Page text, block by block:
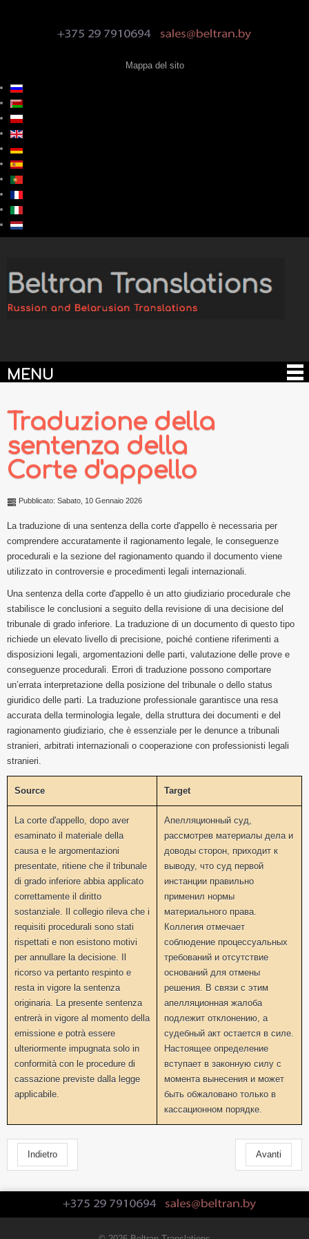
Mappa del sito
MENU
Traduzione della
sentenza della
Corte d'appello
Pubblicato: Sabato, 10 Gennaio 2026
La traduzione di una sentenza della corte d'appello è necessaria per
comprendere accuratamente il ragionamento legale, le conseguenze
procedurali e la sezione del ragionamento quando il documento viene
utilizzato in controversie e procedimenti legali internazionali.
Una sentenza della corte d'appello è un atto giudiziario procedurale che
stabilisce le conclusioni a seguito della revisione di una decisione del
tribunale di grado inferiore. La traduzione di un documento di questo tipo
richiede un elevato livello di precisione, poiché contiene riferimenti a
disposizioni legali, argomentazioni delle parti, valutazione delle prove e
conseguenze procedurali. Errori di traduzione possono comportare
un’errata interpretazione della posizione del tribunale o dello status
giuridico delle parti. La traduzione professionale garantisce una resa
accurata della terminologia legale, della struttura dei documenti e del
ragionamento giudiziario, che è essenziale per le denunce a tribunali
stranieri, arbitrati internazionali o cooperazione con professionisti legali
stranieri.
Source Target
La corte d'appello, dopo aver
esaminato il materiale della
causa e le argomentazioni
presentate, ritiene che il tribunale
di grado inferiore abbia applicato
correttamente il diritto
sostanziale. Il collegio rileva che i
requisiti procedurali sono stati
rispettati e non esistono motivi
per annullare la decisione. Il
ricorso va pertanto respinto e
resta in vigore la sentenza
originaria. La presente sentenza
entrerà in vigore al momento della
emissione e potrà essere
ulteriormente impugnata solo in
conformità con le procedure di
cassazione previste dalla legge
applicabile.
Апелляционный суд,
рассмотрев материалы дела и
доводы сторон, приходит к
выводу, что суд первой
инстанции правильно
применил нормы
материального права.
Коллегия отмечает
соблюдение процессуальных
требований и отсутствие
оснований для отмены
решения. В связи с этим
апелляционная жалоба
подлежит отклонению, а
судебный акт остается в силе.
Настоящее определение
вступает в законную силу с
момента вынесения и может
быть обжаловано только в
кассационном порядке.
Indietro Avanti